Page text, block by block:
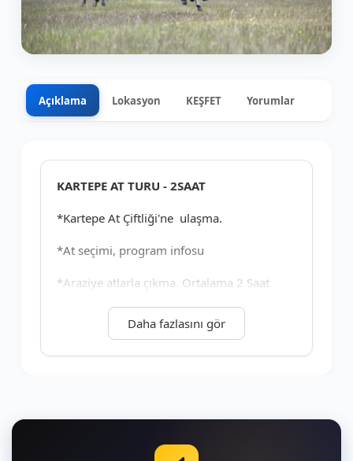
Açıklama Lokasyon KEŞFET Yorumlar
KARTEPE AT TURU - 2SAAT
*Kartepe At Çiftliği'ne ulaşma.
*At seçimi, program infosu
*Araziye atlarla çıkma. Ortalama 2 Saat
*Samandağ orman yollarında at binme.
içinarazi binişi. Kartepe Orman yolları
#kartepe-at-turu #kartepe-horseback-riding-tour
Daha fazlasını gör